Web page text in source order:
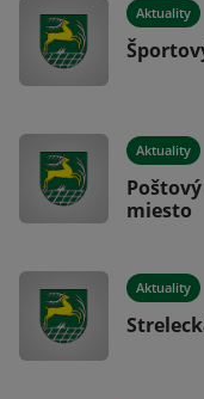
Aktuality
Aktuality
miesto
Aktuality